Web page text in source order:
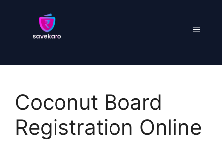
Menu
Coconut Board
Registration Online